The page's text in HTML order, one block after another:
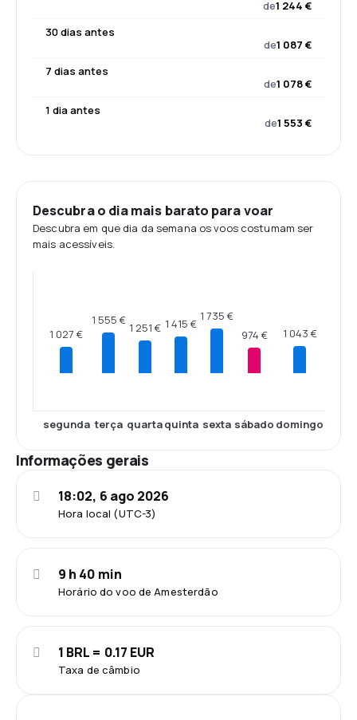
de1 244 €
30 dias antes
de1 087 €
7 dias antes
de1 078 €
1 dia antes
de1 553 €
Descubra o dia mais barato para voar
Descubra em que dia da semana os voos costumam ser
mais acessíveis.
1 027 €
segunda
1 555 €
terça
1 251 €
quarta
1 415 €
quinta
1 735 €
sexta
974 €
sábado
1 043 €
domingo
Informações gerais
Hora local (UTC-3)
18:02, 6 ago 2026
Horário do voo de Amesterdão
9 h 40 min
Taxa de câmbio
1 BRL = 0.17 EUR